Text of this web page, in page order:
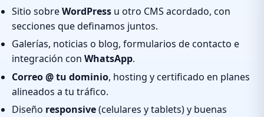
Sitio sobreWordPress u otro CMS acordado, con
secciones que definamos juntos.
Galerías, noticias o blog, formularios de contacto e
integración con WhatsApp.
Correo @ tu dominio, hosting y certificado en planes
alineados a tu tráfico.
Diseño responsive(celulares y tablets) y buenas